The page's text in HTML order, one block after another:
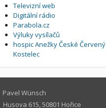
Televizní web
Digitální rádio
Parabola.cz
Výluky vysílačů
hospic Anežky České Červený
Kostelec
Pavel Wünsch
Husova 615, 50801 Hořice